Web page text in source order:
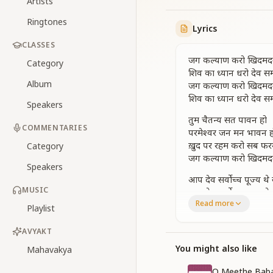
Ringtones
CLASSES
Category
Album
Speakers
COMMENTARIES
Category
Speakers
MUSIC
Playlist
AVYAKT
Mahavakya
Lyrics
जग कल्याण करो
शिव का ध्यान धरो देव
जग कल्याण करो
शिव का ध्यान धरो देव
तुम चैतन्य सत पावन हो
परमेश्वर जन मन भावन
ख़ुद पर रहम करो सब
जग कल्याण करो
आप देव सर्वोच्च पूज्य थे
आप देव सर्वोच्च पूज्य थे
निज पहचान करो ओ
बेढंगी बदचलन छोडकर
सद्गुण नित्य भरो मन
Read more
You might also like